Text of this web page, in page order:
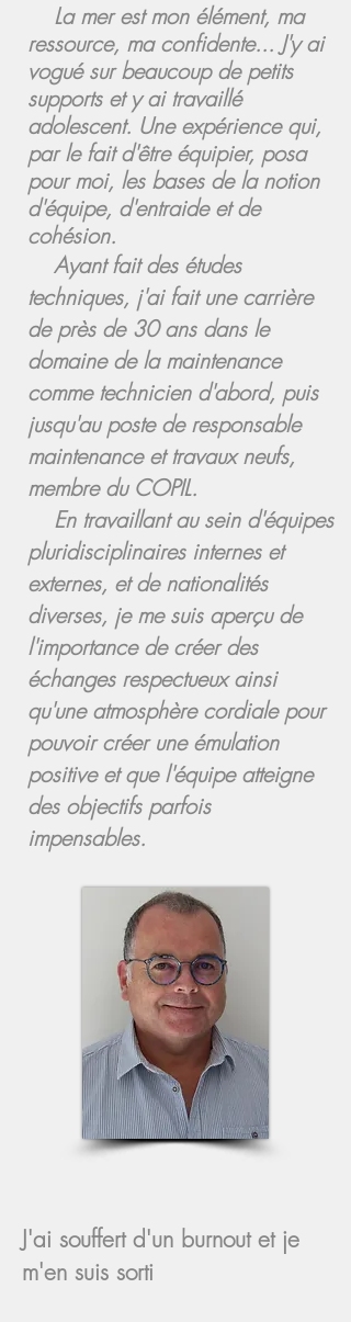
La mer est mon élément, ma
ressource, ma confidente... J'y ai
vogué sur beaucoup de petits
supports et y ai travaillé
adolescent. Une expérience qui,
par le fait d'être équipier, posa
pour moi, les bases de la notion
d'équipe, d'entraide et de
cohésion.
Ayant fait des études
techniques, j'ai fait une carrière
de près de 30 ans dans le
domaine de la maintenance
comme technicien d'abord, puis
jusqu'au poste de responsable
maintenance et travaux neufs,
membre du COPIL.
En travaillant au sein d'équipes
pluridisciplinaires internes et
externes, et de nationalités
diverses, je me suis aperçu de
l'importance de créer des
échanges respectueux ainsi
qu'une atmosphère cordiale pour
pouvoir créer une émulation
positive et que l'équipe atteigne
des objectifs parfois
impensables.
J'ai souffert d'un burnout et je
m'en suis sorti